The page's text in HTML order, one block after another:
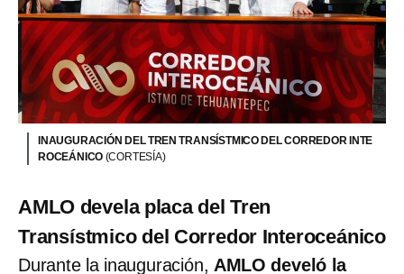
INAUGURACIÓN DEL TREN TRANSÍSTMICO DEL CORREDOR INTE
ROCEÁNICO (CORTESÍA)
AMLO devela placa del Tren
Transístmico del Corredor Interoceánico
Durante la inauguración, AMLO develó la